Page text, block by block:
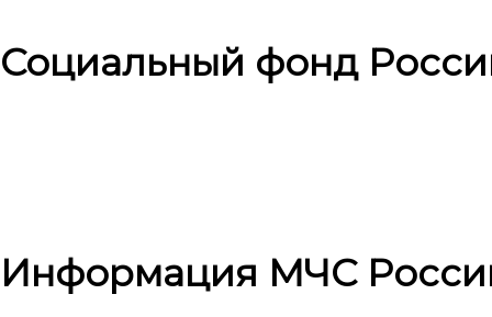
Социальный фонд
Информация МЧС